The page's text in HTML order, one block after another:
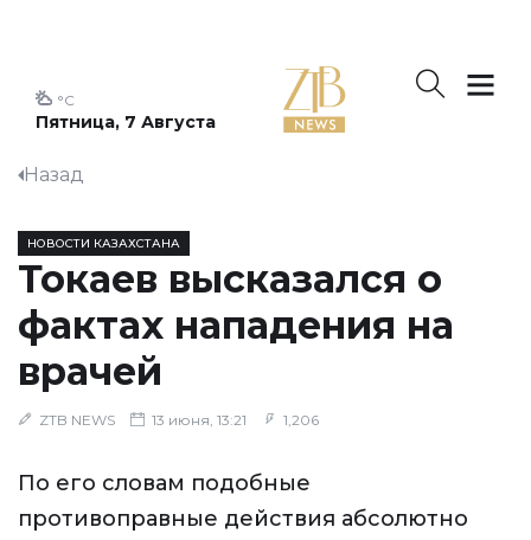
Пятница, 7 Августа
°C
Назад
НОВОСТИ КАЗАХСТАНА
Токаев высказался о
фактах нападения на
врачей
ZTB NEWS 13 июня, 13:21 1,206
По его словам подобные
противоправные действия абсолютно